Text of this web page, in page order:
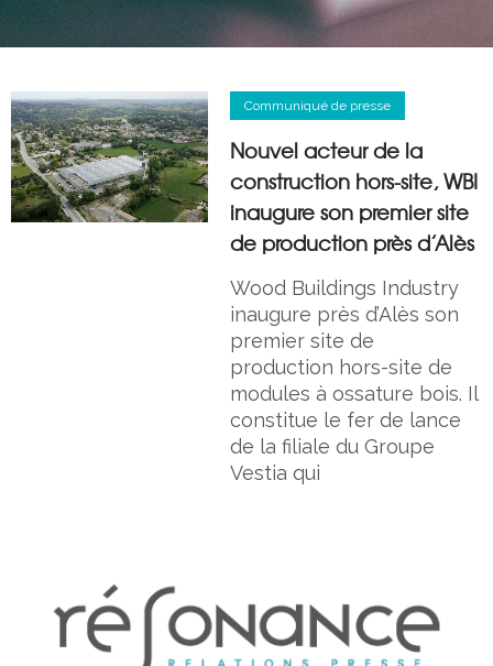
Communiqué de presse
Nouvel acteur de la
construction hors-site, WBI
inaugure son premier site
de production près d’Alès
Wood Buildings Industry
inaugure près d’Alès son
premier site de
production hors-site de
modules à ossature bois. Il
constitue le fer de lance
de la filiale du Groupe
Vestia qui